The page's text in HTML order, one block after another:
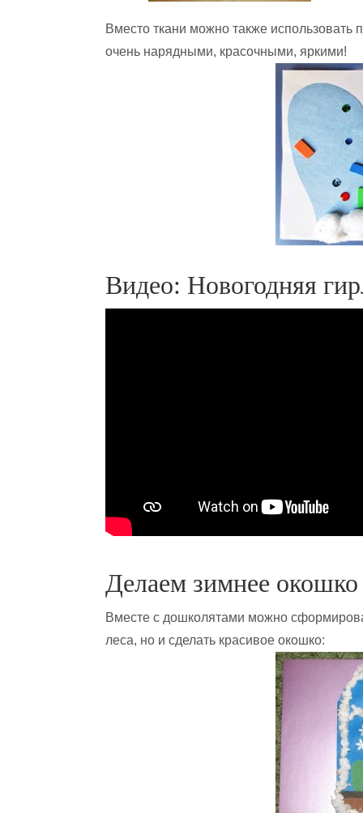
Вместо ткани можно также
очень нарядными, красочными, яркими!
Видео: Новогодняя
Делаем зимнее
Вместе с дошколятами можно
леса, но и сделать красивое окошко: